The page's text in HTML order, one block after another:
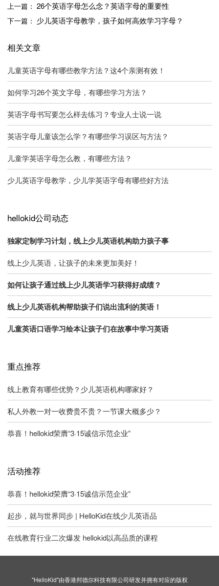
上一篇： 26个英语字母怎么念？英语字母的重要性
下一篇： 少儿英语字母教学，孩子如何高效学习字母？
相关文章
儿童英语字母有哪些教学方法？这4个亲测有效！
如何学习26个英文字母，有哪些学习方法？
英语字母书写要怎么样去练习？专业人士说一说
英语字母儿童该怎么学？有哪些学习误区与方法？
儿童学英语字母怎么教，有哪些方法？
少儿英语字母教学，少儿学英语字母有哪些好方法
hellokid公司动态
独家定制学习计划，线上少儿英语机构助力孩子事
线上少儿英语，让孩子的未来更加美好！
如何让孩子通过线上少儿英语学习获得好成绩？
线上少儿英语机构帮助孩子们说出流利的英语！
儿童英语口语学习绘本让孩子们在故事中学习英语
重点推荐
线上教育有哪些优势？少儿英语机构哪家好？
私人外教一对一收费贵不贵？一节课大概多少？
恭喜！hellokid荣膺“3·15诚信示范企业”
活动推荐
恭喜！hellokid荣膺“3·15诚信示范企业”
起步，就与世界同步 | HelloKid在线少儿英语品
在线教育行业二次爆发 hellokid以高品质的课程
"HelloKid"由香港邦德尔科技有限公司研发并拥有对应的版权